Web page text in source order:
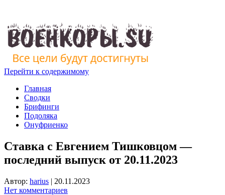
Перейти к содержимому
Главная
Сводки
Брифинги
Подоляка
Онуфриенко
Ставка с Евгением Тишковцом —
последний выпуск от 20.11.2023
Автор: harius | 20.11.2023
Нет комментариев